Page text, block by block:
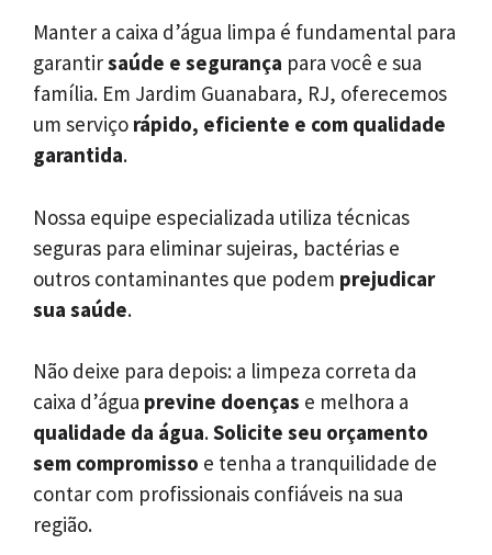
Manter a caixa d’água limpa é fundamental para
garantirsaúde e segurança para você e sua
família. Em Jardim Guanabara, RJ, oferecemos
um serviço rápido, eficiente e com qualidade
garantida.
Nossa equipe especializada utiliza técnicas
seguras para eliminar sujeiras, bactérias e
outros contaminantes que podem prejudicar
sua saúde.
Não deixe para depois: a limpeza correta da
caixa d’água previne doenças e melhora a
qualidade da água.Solicite seu orçamento
sem compromisso e tenha a tranquilidade de
contar com profissionais confiáveis na sua
região.